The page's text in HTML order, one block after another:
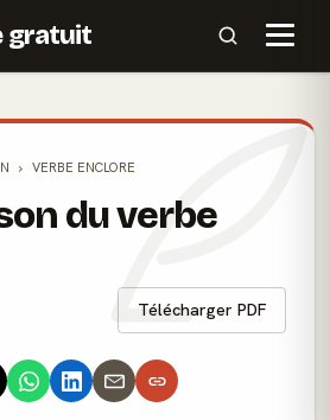
gratuit
VERBE ENCLORE
du verbe
Télécharger PDF